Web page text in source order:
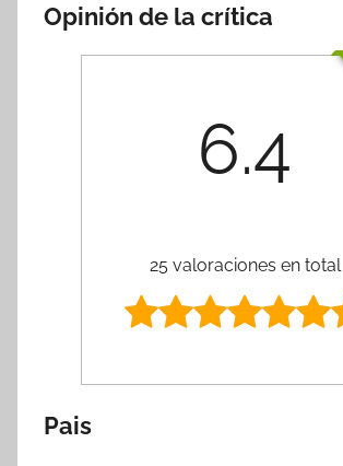
Opinión de la crítica
6.4
25 valoraciones en total
Pais